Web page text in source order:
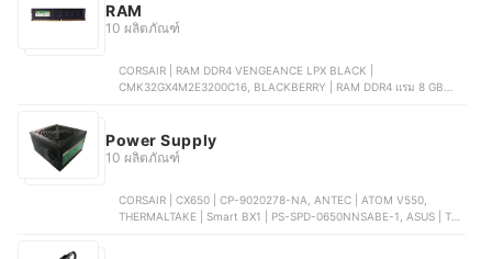
RAM
10 ผลิตภัณฑ์
CORSAIR | RAM DDR4 VENGEANCE LPX BLACK |
CMK32GX4M2E3200C16, BLACKBERRY | RAM DDR4 แรม 8 GB
RGB DDR5 48 GB 6400 MHz CL32
Power Supply
10 ผลิตภัณฑ์
CORSAIR | CX650 | CP-9020278-NA, ANTEC | ATOM V550,
THERMALTAKE | Smart BX1 | PS-SPD-0650NNSABE-1, ASUS | TUF